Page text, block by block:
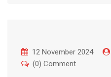
12 November 2024
(0) Comment